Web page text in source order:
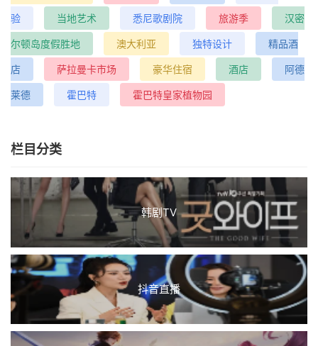
验 当地艺术 悉尼歌剧院 旅游季 汉密
尔顿岛度假胜地 澳大利亚 独特设计 精品酒
店 萨拉曼卡市场 豪华住宿 酒店 阿德
莱德 霍巴特 霍巴特皇家植物园
栏目分类
韩剧TV
抖音直播